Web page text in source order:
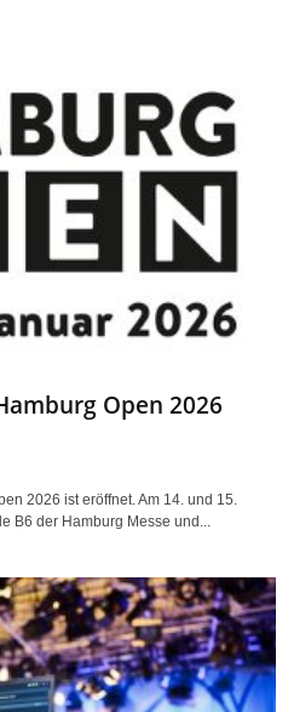
Open 2026
2026 ist eröffnet. Am 14. und 15.
B6 der Hamburg Messe und...